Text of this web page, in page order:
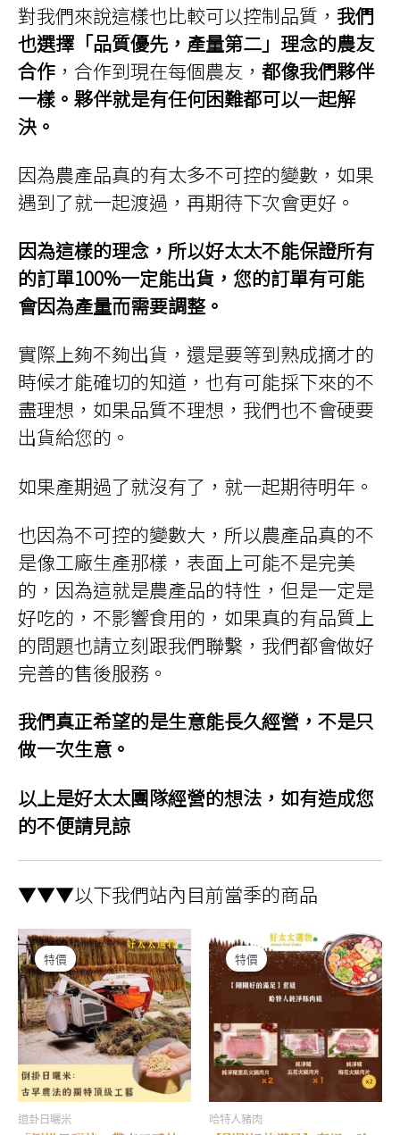
對我們來說這樣也比較可以控制品質， 我們
也選擇「品質優先，產量第二」理念的農友
合作 ，合作到現在每個農友， 都像我們夥伴
一樣。夥伴就是有任何困難都可以一起解
決。
因為農產品真的有太多不可控的變數，如果
遇到了就一起渡過，再期待下次會更好。
因為這樣的理念，所以好太太不能保證所有
的訂單100%一定能出貨，您的訂單有可能
會因為產量而需要調整。
實際上夠不夠出貨，還是要等到熟成摘才的
時候才能確切的知道，也有可能採下來的不
盡理想，如果品質不理想，我們也不會硬要
出貨給您的。
如果產期過了就沒有了，就一起期待明年。
也因為不可控的變數大，所以農產品真的不
是像工廠生產那樣，表面上可能不是完美
的，因為這就是農產品的特性，但是一定是
好吃的，不影響食用的，如果真的有品質上
的問題也請立刻跟我們聯繫，我們都會做好
完善的售後服務。
我們真正希望的是生意能長久經營，不是只
做一次生意。
以上是好太太團隊經營的想法，如有造成您
的不便請見諒
▼▼▼以下我們站內目前當季的商品
特價
道卦日曬米
特價
哈特人豬肉